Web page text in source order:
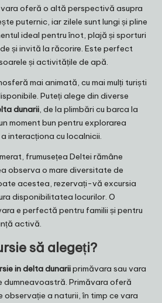
vara oferă o altă perspectivă asupra
puternic, iar zilele sunt lungi și pline
ideal pentru înot, plajă și sporturi
și invită la răcorire. Este perfect
și activitățile de apă.
mai animată, cu mai mulți turiști
Puteți alege din diverse
dunarii, de la plimbări cu barca la
moment bun pentru explorarea
interacționa cu localnicii.
frumusețea Deltei rămâne
observa o mare diversitate de
acestea, rezervați-vă excursia
disponibilitatea locurilor. O
e perfectă pentru familii și pentru
activă.
să alegeți?
in delta dunariiprimăvara sau vara
dumneavoastră. Primăvara oferă
observație a naturii, în timp ce vara